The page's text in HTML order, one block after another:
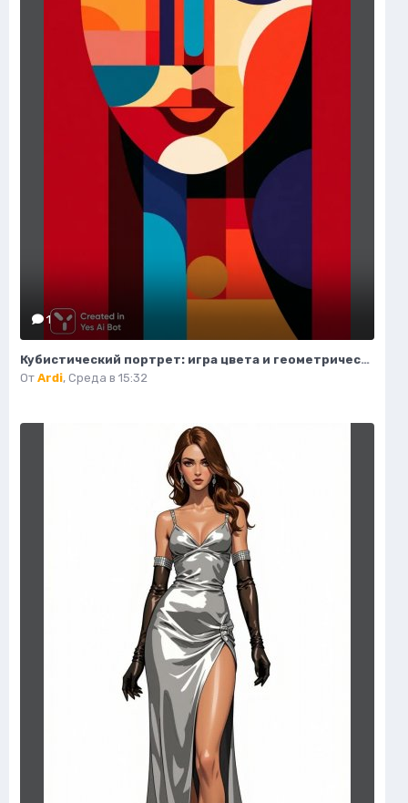
1
Кубистический портрет: игра цвета и геометрических форм. Нейросеть Midjourney
От Ardi, Среда в 15:32